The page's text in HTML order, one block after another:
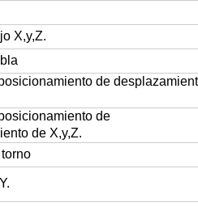
X,y,Z.
de
de
de X,y,Z.